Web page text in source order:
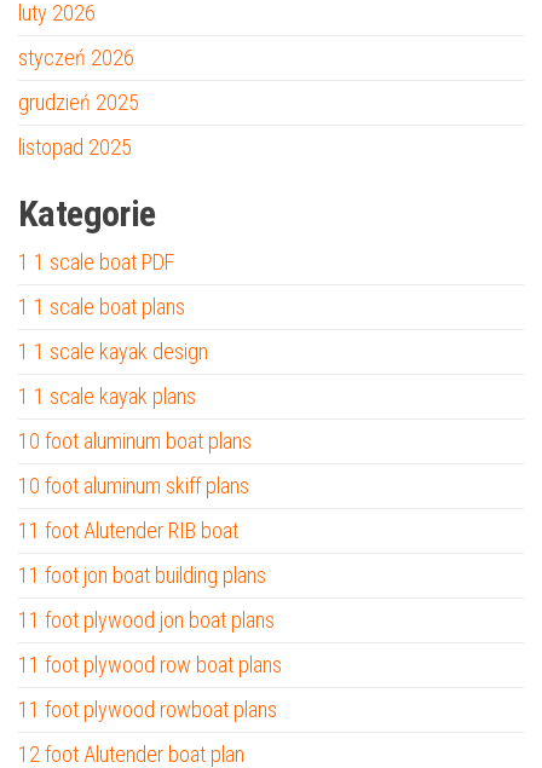
luty 2026
styczeń 2026
grudzień 2025
listopad 2025
Kategorie
1 1 scale boat PDF
1 1 scale boat plans
1 1 scale kayak design
1 1 scale kayak plans
10 foot aluminum boat plans
10 foot aluminum skiff plans
11 foot Alutender RIB boat
11 foot jon boat building plans
11 foot plywood jon boat plans
11 foot plywood row boat plans
11 foot plywood rowboat plans
12 foot Alutender boat plan